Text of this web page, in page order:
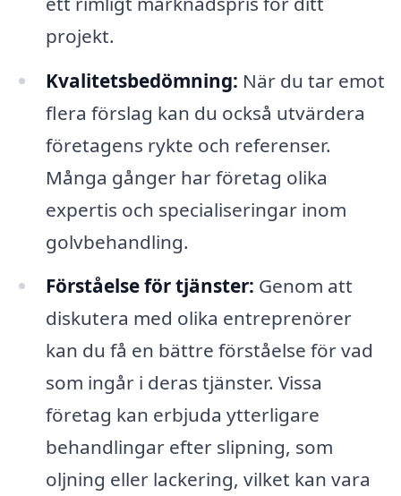
projekt.
Kvalitetsbedömning: När du tar emot
flera förslag kan du också utvärdera
företagens rykte och referenser.
Många gånger har företag olika
expertis och specialiseringar inom
golvbehandling.
Förståelse för tjänster: Genom att
diskutera med olika entreprenörer
kan du få en bättre förståelse för vad
som ingår i deras tjänster. Vissa
företag kan erbjuda ytterligare
behandlingar efter slipning, som
oljning eller lackering, vilket kan vara